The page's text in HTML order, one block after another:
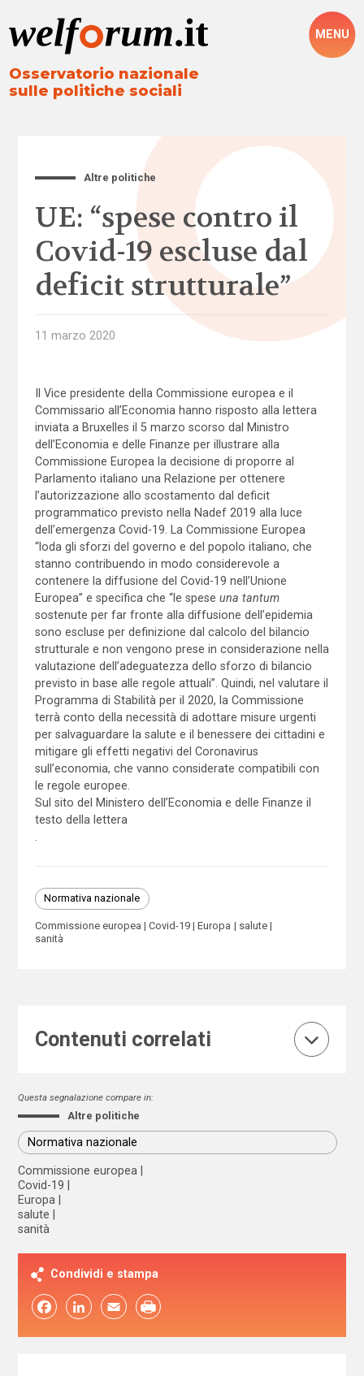
Osservatorio nazionale
sulle politiche sociali
MENU
Altre politiche
UE: “spese contro il
Covid-19 escluse dal
deficit strutturale”
11 marzo 2020
Il Vice presidente della Commissione europea e il
Commissario all’Economia hanno risposto alla lettera
inviata a Bruxelles il 5 marzo scorso dal Ministro
dell’Economia e delle Finanze per illustrare alla
Commissione Europea la decisione di proporre al
Parlamento italiano una Relazione per ottenere
l’autorizzazione allo scostamento dal deficit
programmatico previsto nella Nadef 2019 alla luce
dell’emergenza Covid-19. La Commissione Europea
“loda gli sforzi del governo e del popolo italiano, che
stanno contribuendo in modo considerevole a
contenere la diffusione del Covid-19 nell’Unione
Europea” e specifica che “le spese una tantum
sostenute per far fronte alla diffusione dell’epidemia
sono escluse per definizione dal calcolo del bilancio
strutturale e non vengono prese in considerazione nella
valutazione dell’adeguatezza dello sforzo di bilancio
previsto in base alle regole attuali”. Quindi, nel valutare il
Programma di Stabilità per il 2020, la Commissione
terrà conto della necessità di adottare misure urgenti
per salvaguardare la salute e il benessere dei cittadini e
mitigare gli effetti negativi del Coronavirus
sull’economia, che vanno considerate compatibili con
le regole europee.
Sul sito del Ministero dell’Economia e delle Finanze il
testo della lettera
Normativa nazionale
Commissione europea Covid-19 Europa
salute
sanità
Contenuti correlati
Questa segnalazione compare in:
Altre politiche
Normativa nazionale
Commissione europea
Covid-19
Europa
salute
sanità
Condividi e stampa
FacebookLinkedIn Email